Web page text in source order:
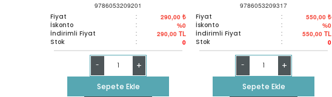
Tüneller: Giriş / Sprayed Concrete
Lined Tunnels: An Introduction
9786053209201
Fiyat : 290,00 ₺
İskonto : %0
İndirimli Fiyat : 290,00 TL
Stok : 0
- +
Sepete Ekle
İzostatik Ve Hiperstatik Çubuk
Sistemlere Uygulamaları
9786053209317
Fiyat : 550,00 ₺
İskonto : %0
İndirimli Fiyat : 550,00 TL
Stok : 0
- +
Sepete Ekle